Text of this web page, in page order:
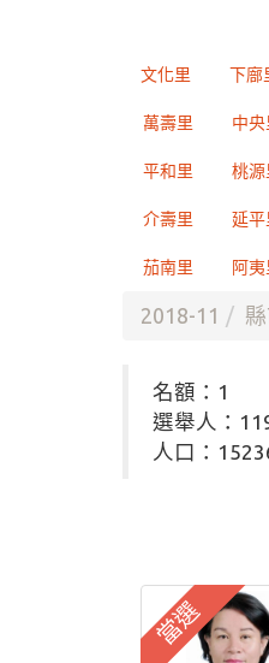
文化里 下廍
萬壽里 中央
平和里 桃源
介壽里 延平
茄南里 阿夷
2018-11
名額：1
選舉人：
人口：
當選